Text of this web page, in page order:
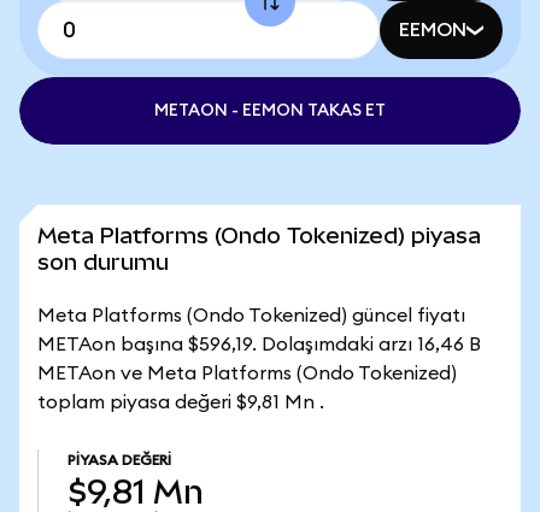
EEMON
METAON - EEMON TAKAS ET
Meta Platforms (Ondo Tokenized) piyasa
son durumu
Meta Platforms (Ondo Tokenized) güncel fiyatı
METAon başına $596,19. Dolaşımdaki arzı 16,46 B
METAon ve Meta Platforms (Ondo Tokenized)
toplam piyasa değeri $9,81 Mn .
PIYASA DEĞERI
$9,81 Mn